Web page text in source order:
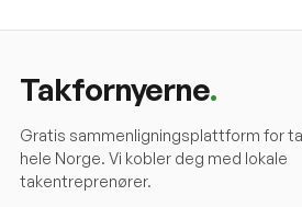
Takfornyerne.
Gratis sammenligningsplattform for
hele Norge. Vi kobler deg med lokale
takentreprenører.